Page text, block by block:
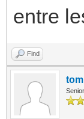
entre
Find
tom